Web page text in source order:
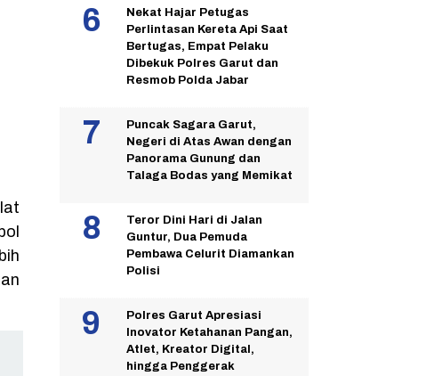
Nekat Hajar Petugas
Perlintasan Kereta Api Saat
Bertugas, Empat Pelaku
Dibekuk Polres Garut dan
Resmob Polda Jabar
Puncak Sagara Garut,
Negeri di Atas Awan dengan
Panorama Gunung dan
Talaga Bodas yang Memikat
Teror Dini Hari di Jalan
Guntur, Dua Pemuda
Pembawa Celurit Diamankan
Polisi
Polres Garut Apresiasi
Inovator Ketahanan Pangan,
Atlet, Kreator Digital,
hingga Penggerak